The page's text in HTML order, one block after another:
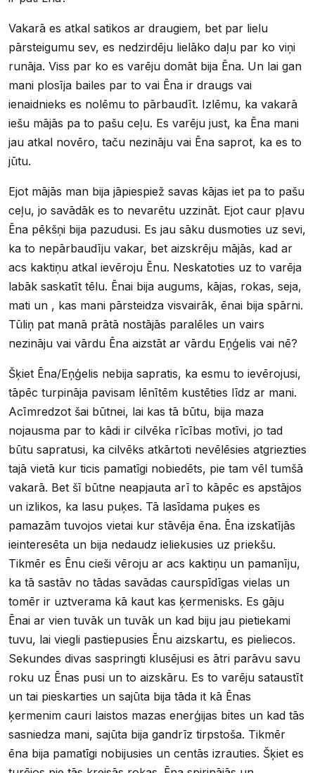
Vakarā es atkal satikos ar draugiem, bet par lielu
pārsteigumu sev, es nedzirdēju lielāko daļu par ko viņi
runāja. Viss par ko es varēju domāt bija Ēna. Un lai gan
mani plosīja bailes par to vai Ēna ir draugs vai
ienaidnieks es nolēmu to pārbaudīt. Izlēmu, ka vakarā
iešu mājās pa to pašu ceļu. Es varēju just, ka Ēna mani
jau atkal novēro, taču nezināju vai Ēna saprot, ka es to
jūtu.
Ejot mājās man bija jāpiespiež savas kājas iet pa to pašu
ceļu, jo savādāk es to nevarētu uzzināt. Ejot caur pļavu
Ēna pēkšņi bija pazudusi. Es jau sāku dusmoties uz sevi,
ka to nepārbaudīju vakar, bet aizskrēju mājās, kad ar
acs kaktiņu atkal ievēroju Ēnu. Neskatoties uz to varēja
labāk saskatīt tēlu. Ēnai bija augums, kājas, rokas, seja,
mati un , kas mani pārsteidza visvairāk, ēnai bija spārni.
Tūliņ pat manā prātā nostājās paralēles un vairs
nezināju vai vārdu Ēna aizstāt ar vārdu Eņģelis vai nē?
Šķiet Ēna/Eņģelis nebija sapratis, ka esmu to ievērojusi,
tāpēc turpināja pavisam lēnītēm kustēties līdz ar mani.
Acīmredzot šai būtnei, lai kas tā būtu, bija maza
nojausma par to kādi ir cilvēka rīcības motīvi, jo tad
būtu sapratusi, ka cilvēks atkārtoti nevēlēsies atgriezties
tajā vietā kur ticis pamatīgi nobiedēts, pie tam vēl tumšā
vakarā. Bet šī būtne neapjauta arī to kāpēc es apstājos
un izlikos, ka lasu puķes. Tā lasīdama puķes es
pamazām tuvojos vietai kur stāvēja ēna. Ēna izskatījās
ieinteresēta un bija nedaudz ieliekusies uz priekšu.
Tikmēr es Ēnu cieši vēroju ar acs kaktiņu un pamanīju,
ka tā sastāv no tādas savādas caurspīdīgas vielas un
tomēr ir uztverama kā kaut kas ķermenisks. Es gāju
Ēnai ar vien tuvāk un tuvāk un kad biju jau pietiekami
tuvu, lai viegli pastiepusies Ēnu aizskartu, es pieliecos.
Sekundes divas saspringti klusējusi es ātri parāvu savu
roku uz Ēnas pusi un to aizskāru. Es to varēju sataustīt
un tai pieskarties un sajūta bija tāda it kā Ēnas
ķermenim cauri laistos mazas enerģijas bites un kad tās
sasniedza mani, sajūta bija gandrīz tirpstoša. Tikmēr
ēna bija pamatīgi nobijusies un centās izrauties. Šķiet es